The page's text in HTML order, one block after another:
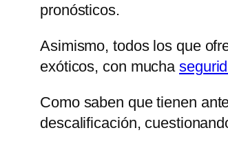
pronósticos.
Asimismo, todos los que
exóticos, con mucha
Como saben que tienen
descalificación,